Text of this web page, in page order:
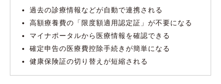
過去の診療情報などが自動で連携される
高額療養費の「限度額適用認定証」が不要になる
マイナポータルから医療情報を確認できる
確定申告の医療費控除手続きが簡単になる
健康保険証の切り替えが短縮される